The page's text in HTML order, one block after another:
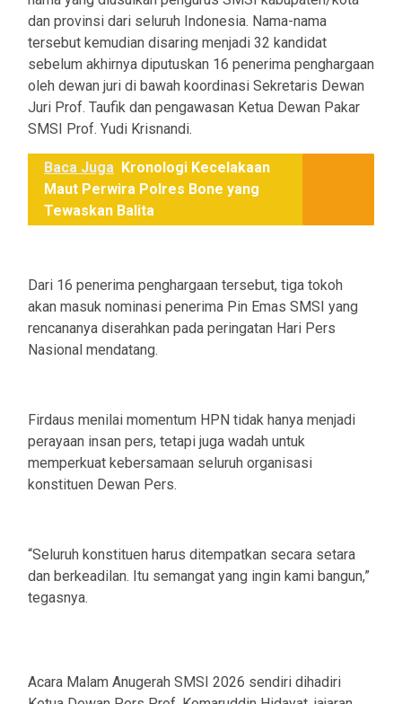
dan provinsi dari seluruh Indonesia. Nama-nama
tersebut kemudian disaring menjadi 32 kandidat
sebelum akhirnya diputuskan 16 penerima penghargaan
oleh dewan juri di bawah koordinasi Sekretaris Dewan
Juri Prof. Taufik dan pengawasan Ketua Dewan Pakar
SMSI Prof. Yudi Krisnandi.
Baca Juga Kronologi Kecelakaan
Maut Perwira Polres Bone yang
Tewaskan Balita
Dari 16 penerima penghargaan tersebut, tiga tokoh
akan masuk nominasi penerima Pin Emas SMSI yang
rencananya diserahkan pada peringatan Hari Pers
Nasional mendatang.
Firdaus menilai momentum HPN tidak hanya menjadi
perayaan insan pers, tetapi juga wadah untuk
memperkuat kebersamaan seluruh organisasi
konstituen Dewan Pers.
“Seluruh konstituen harus ditempatkan secara setara
dan berkeadilan. Itu semangat yang ingin kami bangun,”
tegasnya.
Acara Malam Anugerah SMSI 2026 sendiri dihadiri